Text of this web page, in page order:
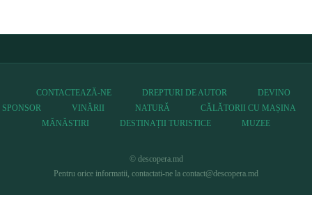
CONTACTEAZĂ-NE DREPTURI DE AUTOR
DEVINO
SPONSOR
VINĂRII NATURĂ
CĂLĂTORII CU MAȘINA
MĂNĂSTIRI
DESTINAȚII TURISTICE MUZEE
© descopera.md
Pentru orice informatii, contactati-ne la contact@descopera.md